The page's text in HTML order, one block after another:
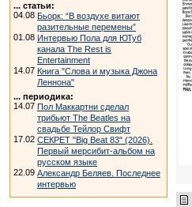
... статьи:
04.08 Бьорк: “В воздухе витают
разительные перемены”
01.08 Интервью Пола для ЮТуб
канала The Rest is
Entertainment
14.07 Книга "Слова и музыка Джона
Леннона"
... периодика:
14.07 Пол Маккартни сделал
трибьют The Beatles на
свадьбе Тейлор Свифт
17.02 СЕКРЕТ "Big Beat 83" (2026).
Первый мерсибит-альбом на
русском языке
22.09 Александр Беляев. Последнее
интервью